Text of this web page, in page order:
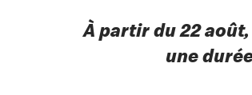
À partir du 22
une